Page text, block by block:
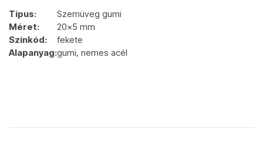
Típus:
Szemüveg gumi
Méret:
20x5 mm
Színkód:
fekete
Alapanyag:gumi, nemes acél